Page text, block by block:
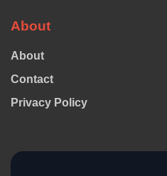
About
About
Contact
Privacy Policy